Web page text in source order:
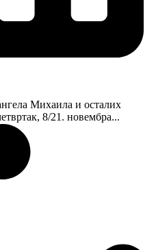
Михаила и осталих
8/21. новембра...